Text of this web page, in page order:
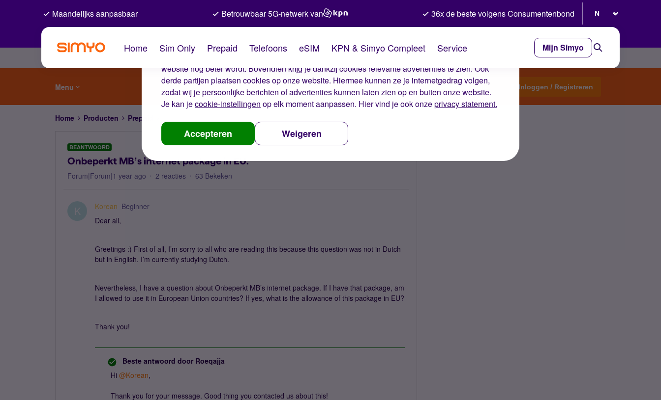
De cookies van Simyo
Wij gebruiken cookies op onze website. Met deze cookies zorgen wij ervoor dat je ervaring op de
website nog beter wordt. Bovendien krijg je dankzij cookies relevante advertenties te zien. Ook
derde partijen plaatsen cookies op onze website. Hiermee kunnen ze je internetgedrag volgen,
zodat wij je persoonlijke berichten of advertenties kunnen laten zien op en buiten onze website.
Je kan jecookie-instellingen op elk moment aanpassen. Hier vind je ook onzeprivacy statement.
Accepteren Weigeren
Maandelijks aanpasbaar Betrouwbaar 5G-netwerk van 36x de beste volgens Consumentenbond
Home Sim Only Prepaid Telefoons eSIM KPN & Simyo Compleet Service Mijn Simyo
Menu Start een topic Inloggen / Registreren
Home Producten Prepaid
BEANTWOORD
Onbeperkt MB’s internet package in EU.
Forum|Forum|1 year ago 2 reacties 63 Bekeken
K Korean Beginner
Dear all,
Greetings :) First of all, I’m sorry to all who are reading this because this question was not in Dutch
but in English. I’m currently studying Dutch.
Nevertheless, I have a question about Onbeperkt MB’s internet package. If I have that package, am
I allowed to use it in European Union countries? If yes, what is the allowance of this package in EU?
Thank you!
Beste antwoord door Roeqajja
Hi @Korean,
Thank you for your message. Good thing you contacted us about this!